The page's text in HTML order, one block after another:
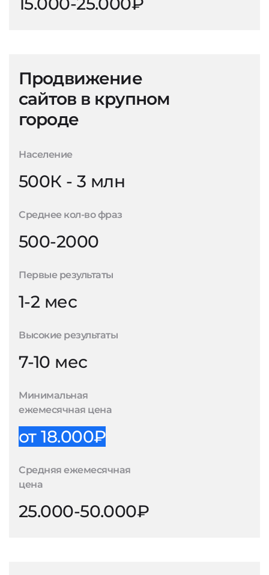
Продвижение
сайтов в крупном
городе
Население
500К - 3 млн
Среднее кол-во фраз
500-2000
Первые результаты
1-2 мес
Высокие результаты
7-10 мес
Минимальная
ежемесячная цена
от 18.000₽
Средняя ежемесячная
цена
25.000-50.000₽